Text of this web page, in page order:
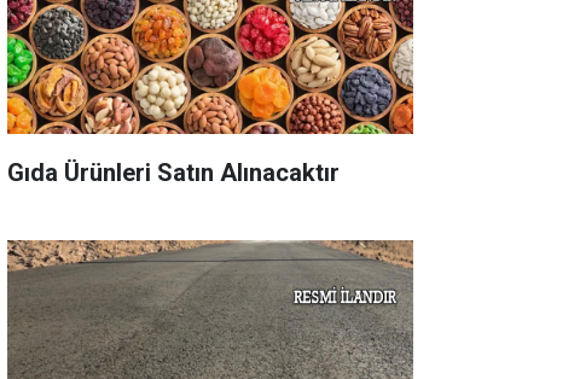
Gıda Ürünleri Satın Alınacaktır